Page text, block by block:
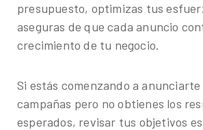
presupuesto, optimizas tus
aseguras de que cada anuncio
crecimiento de tu negocio.
Si estás comenzando a anunciarte
campañas pero no obtienes los
esperados, revisar tus objetivos